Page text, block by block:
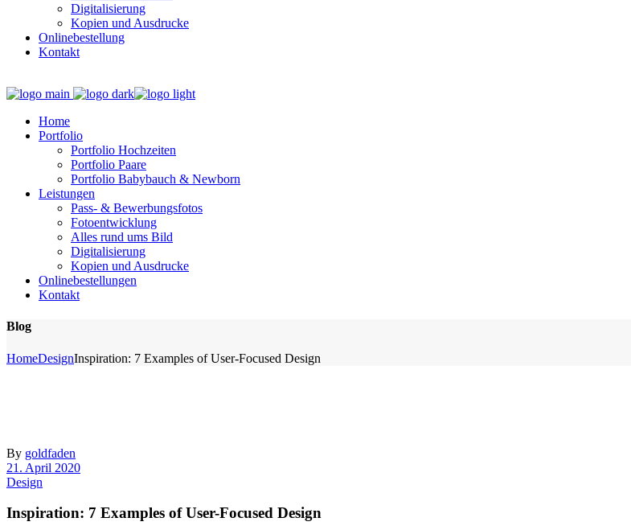
Digitalisierung
Kopien und Ausdrucke
Onlinebestellung
Kontakt
Home
Portfolio
Portfolio Hochzeiten
Portfolio Paare
Portfolio Babybauch & Newborn
Leistungen
Pass- & Bewerbungsfotos
Fotoentwicklung
Alles rund ums Bild
Digitalisierung
Kopien und Ausdrucke
Onlinebestellungen
Kontakt
Blog
HomeDesignInspiration: 7 Examples of User-Focused Design
By goldfaden
21. April 2020
Design
Inspiration: 7 Examples of User-Focused Design